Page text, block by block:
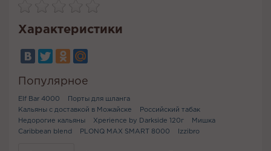
Характеристики
Популярное
Elf Bar 4000
Порты для шланга
Кальяны с доставкой в Можайске
Российский табак
Недорогие кальяны
Xperience by Darkside 120г
Мишка
Caribbean blend
PLONQ MAX SMART 8000 Izzibro